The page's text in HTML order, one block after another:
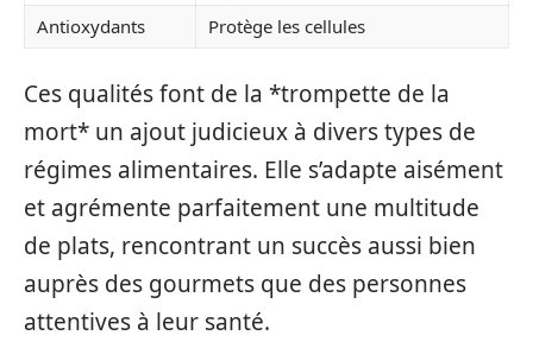
Antioxydants
Protège les cellules
Ces qualités font de la *trompette de la
mort* un ajout judicieux à divers types de
régimes alimentaires. Elle s’adapte aisément
et agrémente parfaitement une multitude
de plats, rencontrant un succès aussi bien
auprès des gourmets que des personnes
attentives à leur santé.